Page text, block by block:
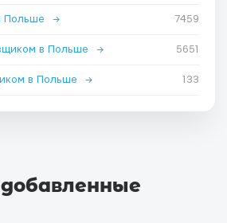
Польше → 7459
в Польше → 5651
в Польше → 133